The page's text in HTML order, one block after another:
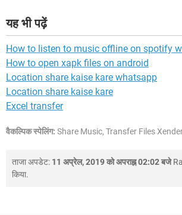
यह भी पढ़ें
How to listen to music offline on spotify
How to open xapk files on android
Location share kaise kare whatsapp
Location share kaise kare
Excel transfer
वैकल्पिक स्पेलिंग: Share Music, Transfer Files
ताजा अपडेट: 11 अप्रेल, 2019 को अपराह्न 02:02 बजे
किया.